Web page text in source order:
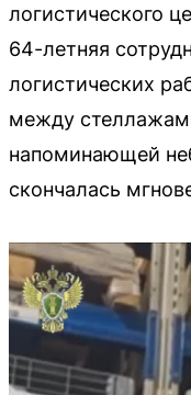
логистического
64-летняя
логистических
между
напоминающей
скончалась